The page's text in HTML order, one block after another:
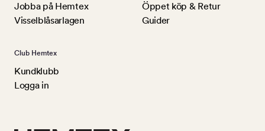
Jobba på Hemtex
Visselblåsarlagen
Öppet köp & Retur
Guider
Club Hemtex
Kundklubb
Logga in